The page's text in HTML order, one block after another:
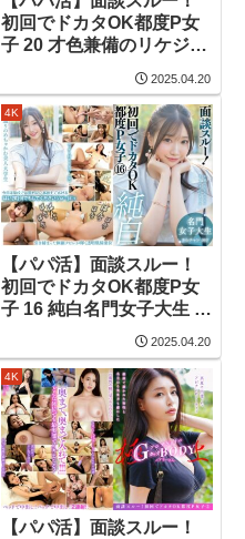
初回でドカタOK都度P女
子 20 才色兼備のリケジョ
2025.04.20
4K
【パパ活】面談スルー！
初回でドカタOK都度P女
子 16 純白名門女子大生 さ
2025.04.20
4K
【パパ活】面談スルー！